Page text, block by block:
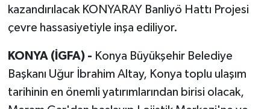
kazandırılacak KONYARAY Banliyö Hattı Projesi
çevre hassasiyetiyle inşa ediliyor.
KONYA (İGFA) - Konya Büyükşehir Belediye
Başkanı Uğur İbrahim Altay, Konya toplu ulaşım
tarihinin en önemli yatırımlarından birisi olacak,